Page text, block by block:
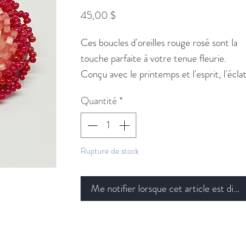
45,00 $Prix
Ces boucles d'oreilles rouge rosé sont la
touche parfaite à votre tenue fleurie.
Conçu avec le printemps et l'esprit, l'éclat
Quantité*
Rupture de stock
Me notifier lorsque cet article est